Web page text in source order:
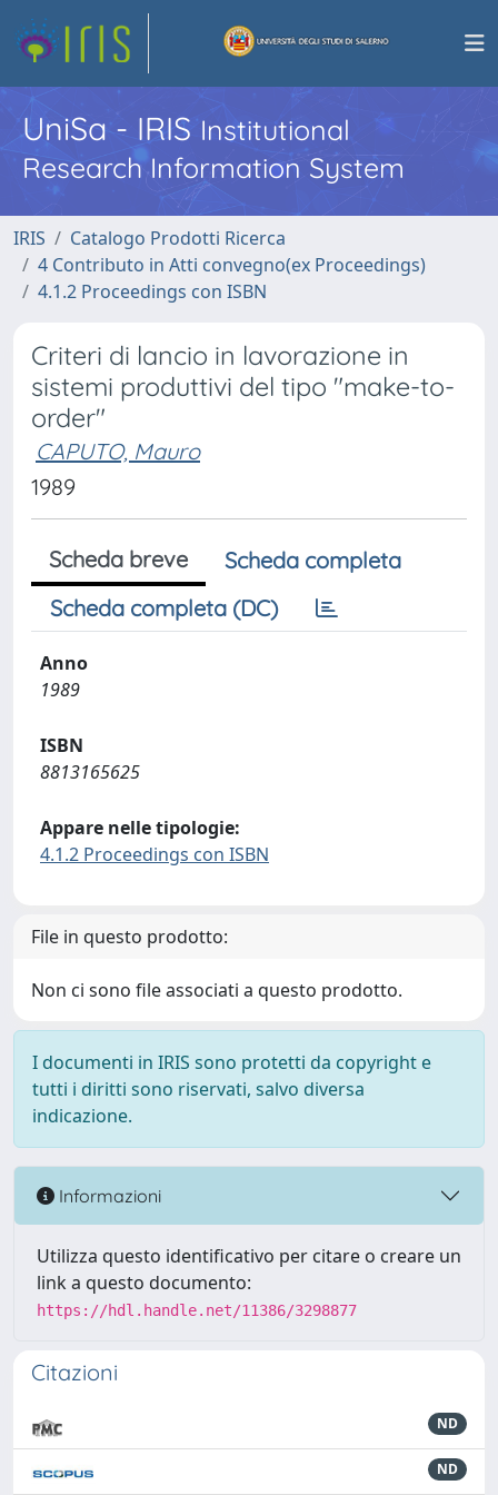
UniSa - IRISInstitutional
Research Information System
IRIS
Catalogo Prodotti Ricerca
4 Contributo in Atti convegno(ex Proceedings)
4.1.2 Proceedings con ISBN
Criteri di lancio in lavorazione in
sistemi produttivi del tipo "make-to-
order"
CAPUTO, Mauro
1989
Scheda breve
Scheda completa
Scheda completa (DC)
Anno
1989
ISBN
8813165625
Appare nelle tipologie:
4.1.2 Proceedings con ISBN
File in questo prodotto:
Non ci sono file associati a questo prodotto.
I documenti in IRIS sono protetti da copyright e
tutti i diritti sono riservati, salvo diversa
indicazione.
Informazioni
Utilizza questo identificativo per citare o creare un
link a questo documento:
https://hdl.handle.net/11386/3298877
Citazioni
ND
ND